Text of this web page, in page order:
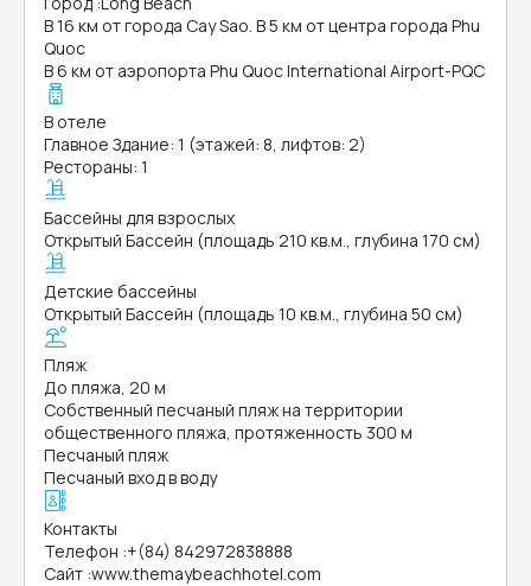
В 16 км от города Cay Sao. В 5 км от центра города Phu
Quoc
В 6 км от аэропорта Phu Quoc International Airport-PQC
В отеле
Главное Здание: 1 (этажей: 8, лифтов: 2)
Рестораны: 1
Бассейны для взрослых
Открытый Бассейн (площадь 210 кв.м., глубина 170 см)
Детские бассейны
Открытый Бассейн (площадь 10 кв.м., глубина 50 см)
Пляж
До пляжа, 20 м
Собственный песчаный пляж на территории
общественного пляжа, протяженность 300 м
Песчаный пляж
Песчаный вход в воду
Контакты
Телефон :+(84) 842972838888
Сайт :www.themaybeachhotel.com